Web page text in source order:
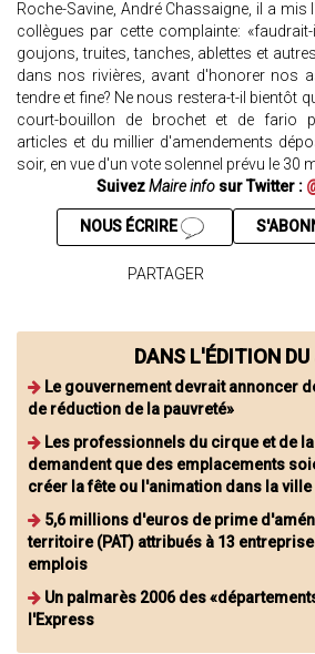
Roche-Savine, André Chassaigne, il a mis
collègues par cette complainte:
goujons, truites, tanches, ablettes et
dans nos rivières, avant d'honorer nos
tendre et fine? Ne nous restera-t-il bientôt
court-bouillon de brochet et de fario
articles et du millier d'amendements
soir, en vue d'un vote solennel prévu le 30
SuivezMaire info sur Twitter :
NOUS ÉCRIRE
PARTAGER
DANS L'ÉDITION DU
Le gouvernement devrait annoncer
de réduction de la pauvreté»
Les professionnels du cirque et de
demandent que des emplacements
créer la fête ou l'animation dans la ville
5,6 millions d'euros de prime
territoire (PAT) attribués à 13
emplois
Un palmarès 2006 des
l'Express